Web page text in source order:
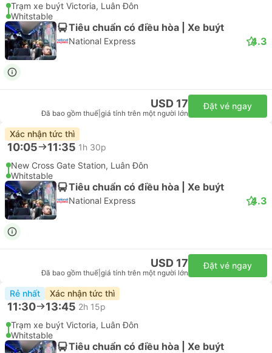
Trạm xe buýt Victoria, Luân Đôn
Whitstable
Tiêu chuẩn có điều hòa | Xe buýt
National Express 4.3
USD 17
Đã bao gồm thuế giá tính trên một người lớn
Đặt vé ngay
Xác nhận tức thì
10:05 11:35 1h 30p
New Cross Gate Station, Luân Đôn
Whitstable
Tiêu chuẩn có điều hòa | Xe buýt
National Express 4.3
USD 17
Đã bao gồm thuế giá tính trên một người lớn
Đặt vé ngay
Rẻ nhất Xác nhận tức thì
11:30 13:45 2h 15p
Trạm xe buýt Victoria, Luân Đôn
Whitstable
Tiêu chuẩn có điều hòa | Xe buýt